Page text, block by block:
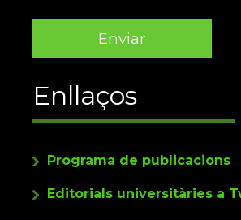
Enllaços
Programa de publicacions
Editorials universitàries a